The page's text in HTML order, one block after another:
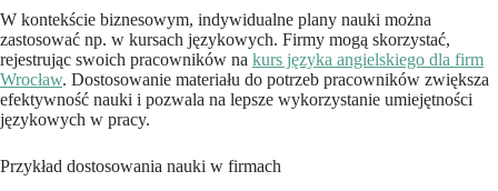
W kontekście biznesowym, indywidualne plany nauki można
zastosować np. w kursach językowych. Firmy mogą skorzystać,
rejestrując swoich pracowników na kurs języka angielskiego dla firm
Wrocław. Dostosowanie materiału do potrzeb pracowników zwiększa
efektywność nauki i pozwala na lepsze wykorzystanie umiejętności
językowych w pracy.
Przykład dostosowania nauki w firmach